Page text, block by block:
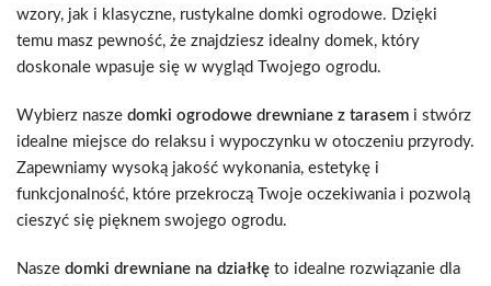
wzory, jak i klasyczne, rustykalne domki ogrodowe. Dzięki
temu masz pewność, że znajdziesz idealny domek, który
doskonale wpasuje się w wygląd Twojego ogrodu.
Wybierz nasze domki ogrodowe drewniane z tarasem i stwórz
idealne miejsce do relaksu i wypoczynku w otoczeniu przyrody.
Zapewniamy wysoką jakość wykonania, estetykę i
funkcjonalność, które przekroczą Twoje oczekiwania i pozwolą
cieszyć się pięknem swojego ogrodu.
Nasze domki drewniane na działkę to idealne rozwiązanie dla